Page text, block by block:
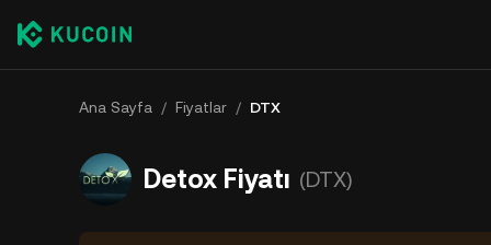
Ana Sayfa / Fiyatlar / DTX
Detox Fiyatı (DTX)